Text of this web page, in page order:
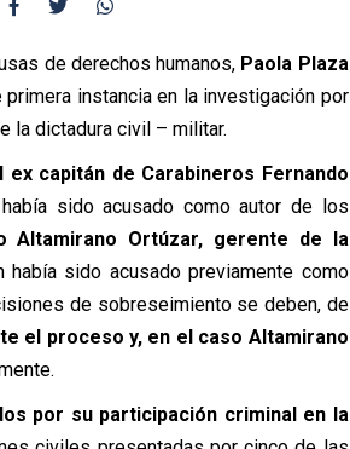
de derechos humanos, Paola Plaza
instancia en la investigación por
la dictadura civil – militar.
capitán de Carabineros Fernando
sido acusado como autor de los
Altamirano Ortúzar, gerente de la
sido acusado previamente como
de sobreseimiento se deben, de
el proceso y, en el caso Altamirano
por su participación criminal en la